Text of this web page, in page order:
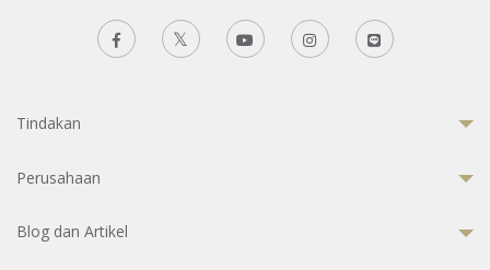
Tindakan
Perusahaan
Blog dan Artikel